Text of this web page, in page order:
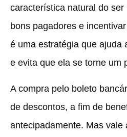
característica natural do
bons pagadores e
é uma estratégia que ajuda
e evita que ela se torne um
A compra pelo boleto
de descontos, a fim de
antecipadamente. Mas vale